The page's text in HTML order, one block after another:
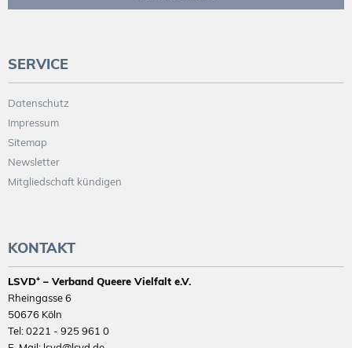
SERVICE
Datenschutz
Impressum
Sitemap
Newsletter
Mitgliedschaft kündigen
KONTAKT
LSVD⁺ – Verband Queere Vielfalt e.V.
Rheingasse 6
50676 Köln
Tel: 0221 - 925 961 0